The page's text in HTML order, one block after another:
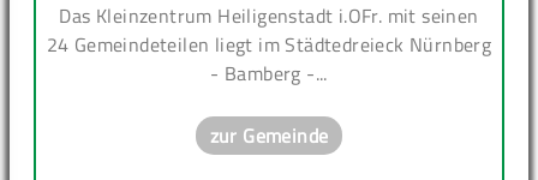
Das Kleinzentrum Heiligenstadt i.OFr. mit seinen
24 Gemeindeteilen liegt im Städtedreieck Nürnberg
- Bamberg -...
zur Gemeinde